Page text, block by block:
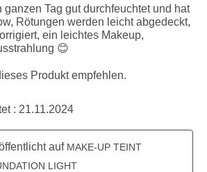
ganzen Tag gut durchfeuchtet und hat
Rötungen werden leicht abgedeckt,
ein leichtes Makeup,
😊
Produkt empfehlen.
: 21.11.2024
auf MAKE-UP TEINT
LIGHT